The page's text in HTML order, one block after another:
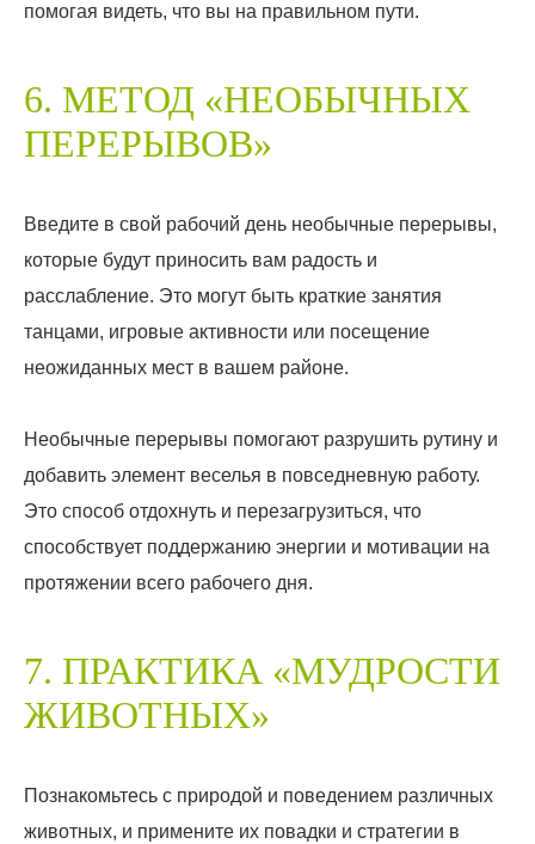
помогая видеть, что вы на правильном пути.
6. МЕТОД «НЕОБЫЧНЫХ
ПЕРЕРЫВОВ»
Введите в свой рабочий день необычные перерывы,
которые будут приносить вам радость и
расслабление. Это могут быть краткие занятия
танцами, игровые активности или посещение
неожиданных мест в вашем районе.
Необычные перерывы помогают разрушить рутину и
добавить элемент веселья в повседневную работу.
Это способ отдохнуть и перезагрузиться, что
способствует поддержанию энергии и мотивации на
протяжении всего рабочего дня.
7. ПРАКТИКА «МУДРОСТИ
ЖИВОТНЫХ»
Познакомьтесь с природой и поведением различных
животных, и примените их повадки и стратегии в